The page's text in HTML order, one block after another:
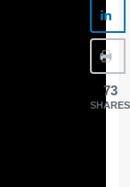
73
SHARES